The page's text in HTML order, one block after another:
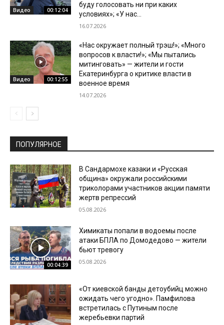
Видео 00:12:04
буду голосовать ни при каких
условиях»; «У нас...
16.07.2026
Видео 00:12:55
«Нас окружает полный трэш!»; «Много
вопросов к власти!»; «Мы пытались
митинговать» — жители и гости
Екатеринбурга о критике власти в
военное время
14.07.2026
ПОПУЛЯРНОЕ
В Сандармохе казаки и «Русская
община» окружали российскими
триколорами участников акции памяти
жертв репрессий
05.08.2026
00:04:39
Химикаты попали в водоемы после
атаки БПЛА по Домодедово — жители
бьют тревогу
05.08.2026
«От киевской банды детоубийц можно
ожидать чего угодно». Памфилова
встретилась с Путиным после
жеребьевки партий